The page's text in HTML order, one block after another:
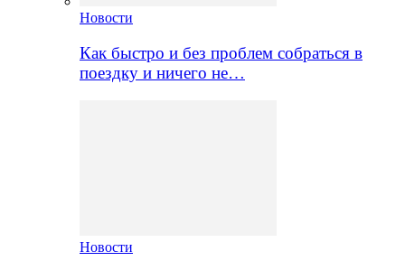
Новости
Как быстро и без проблем собраться в
поездку и ничего не…
Новости